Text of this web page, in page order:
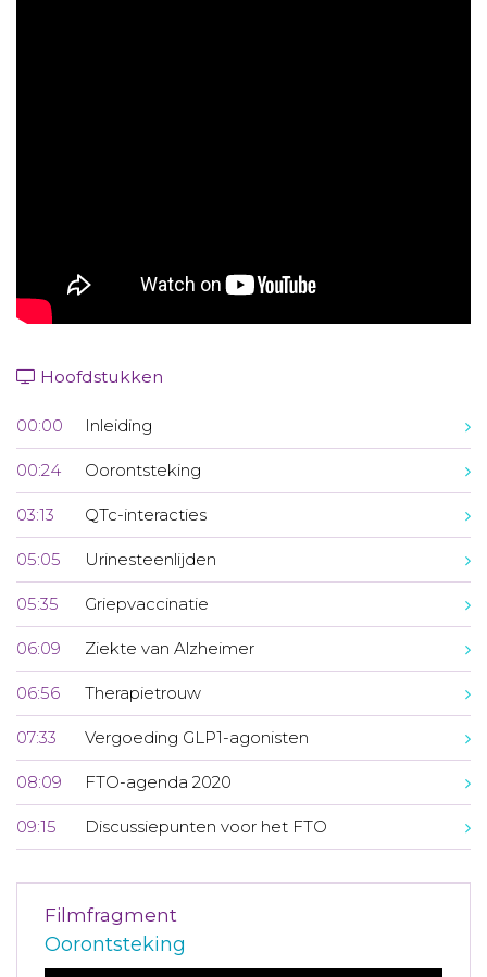
Hoofdstukken
00:00 Inleiding
00:24 Oorontsteking
03:13 QTc-interacties
05:05 Urinesteenlijden
05:35 Griepvaccinatie
06:09 Ziekte van Alzheimer
06:56 Therapietrouw
07:33 Vergoeding GLP1-agonisten
08:09 FTO-agenda 2020
09:15 Discussiepunten voor het FTO
Filmfragment
Oorontsteking